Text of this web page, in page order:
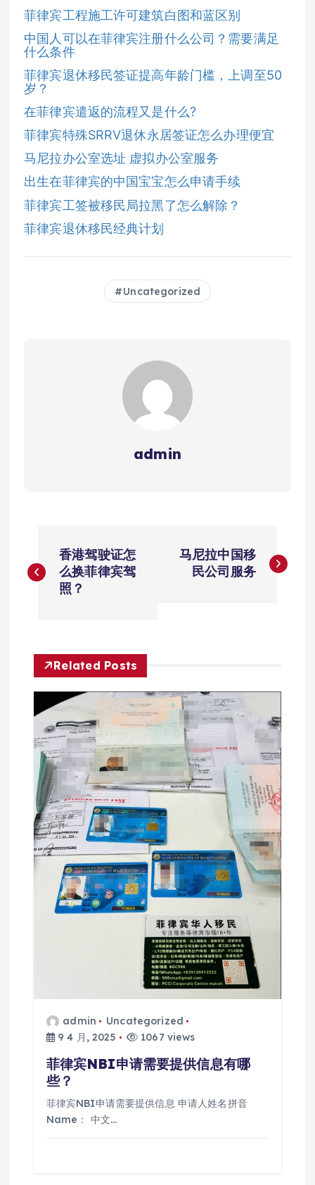
菲律宾工程施工许可建筑白图和蓝区别
中国人可以在菲律宾注册什么公司？需要满足
什么条件
菲律宾退休移民签证提高年龄门槛，上调至50
岁？
在菲律宾遣返的流程又是什么?
菲律宾特殊SRRV退休永居签证怎么办理便宜
马尼拉办公室选址 虚拟办公室服务
出生在菲律宾的中国宝宝怎么申请手续
菲律宾工签被移民局拉黑了怎么解除？
菲律宾退休移民经典计划
Uncategorized
admin
章
航
香港驾驶证怎
么换菲律宾驾
照？
马尼拉中国移
民公司服务
Related Posts
admin
Uncategorized
9 4 月, 2025
1067 views
菲律宾NBI申请需要提供信息有哪
些？
菲律宾NBI申请需要提供信息 申请人姓名拼音
Name： 中文…